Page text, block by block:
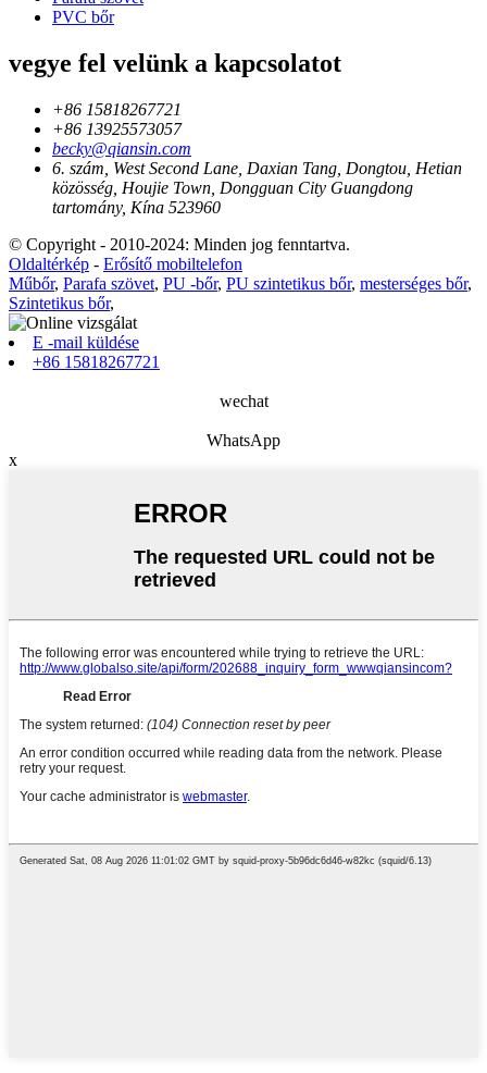
PVC bőr
vegye fel velünk a kapcsolatot
+86 15818267721
+86 13925573057
becky@qiansin.com
6. szám, West Second Lane, Daxian Tang, Dongtou, Hetian
közösség, Houjie Town, Dongguan City Guangdong
tartomány, Kína 523960
© Copyright - 2010-2024: Minden jog fenntartva.
Oldaltérkép - Erősítő mobiltelefon
Műbőr, Parafa szövet, PU -bőr, PU szintetikus bőr, mesterséges bőr,
Szintetikus bőr,
E -mail küldése
+86 15818267721
wechat
WhatsApp
x